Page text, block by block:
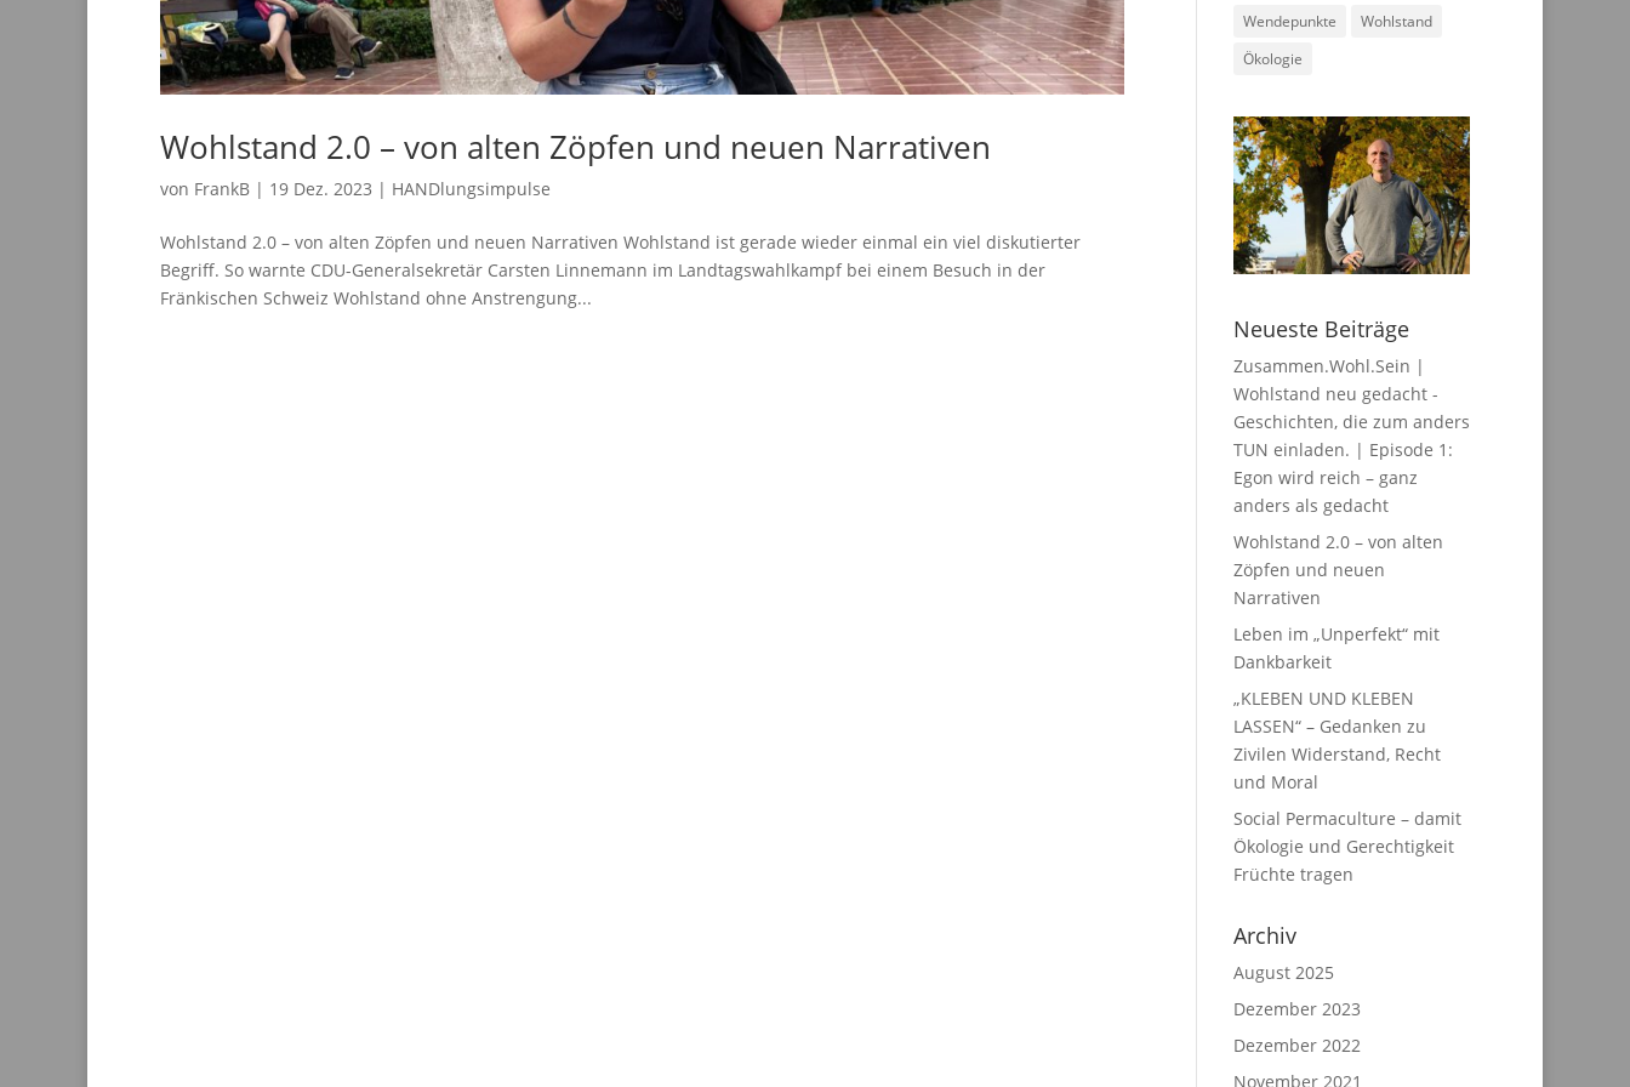
Wohlstand 2.0 – von alten Zöpfen und neuen Narrativen
von FrankB | 19 Dez. 2023 | HANDlungsimpulse
Wohlstand 2.0 – von alten Zöpfen und neuen Narrativen Wohlstand ist gerade wieder einmal ein viel diskutierter
Begriff. So warnte CDU-Generalsekretär Carsten Linnemann im Landtagswahlkampf bei einem Besuch in der
Fränkischen Schweiz Wohlstand ohne Anstrengung...
Wendepunkte
Wohlstand
Ökologie
Neueste Beiträge
Zusammen.Wohl.Sein |
Wohlstand neu gedacht -
Geschichten, die zum anders
TUN einladen. | Episode 1:
Egon wird reich – ganz
anders als gedacht
Wohlstand 2.0 – von alten
Zöpfen und neuen
Narrativen
Leben im „Unperfekt“ mit
Dankbarkeit
„KLEBEN UND KLEBEN
LASSEN“ – Gedanken zu
Zivilen Widerstand, Recht
und Moral
Social Permaculture – damit
Ökologie und Gerechtigkeit
Früchte tragen
Archiv
August 2025
Dezember 2023
Dezember 2022
November 2021